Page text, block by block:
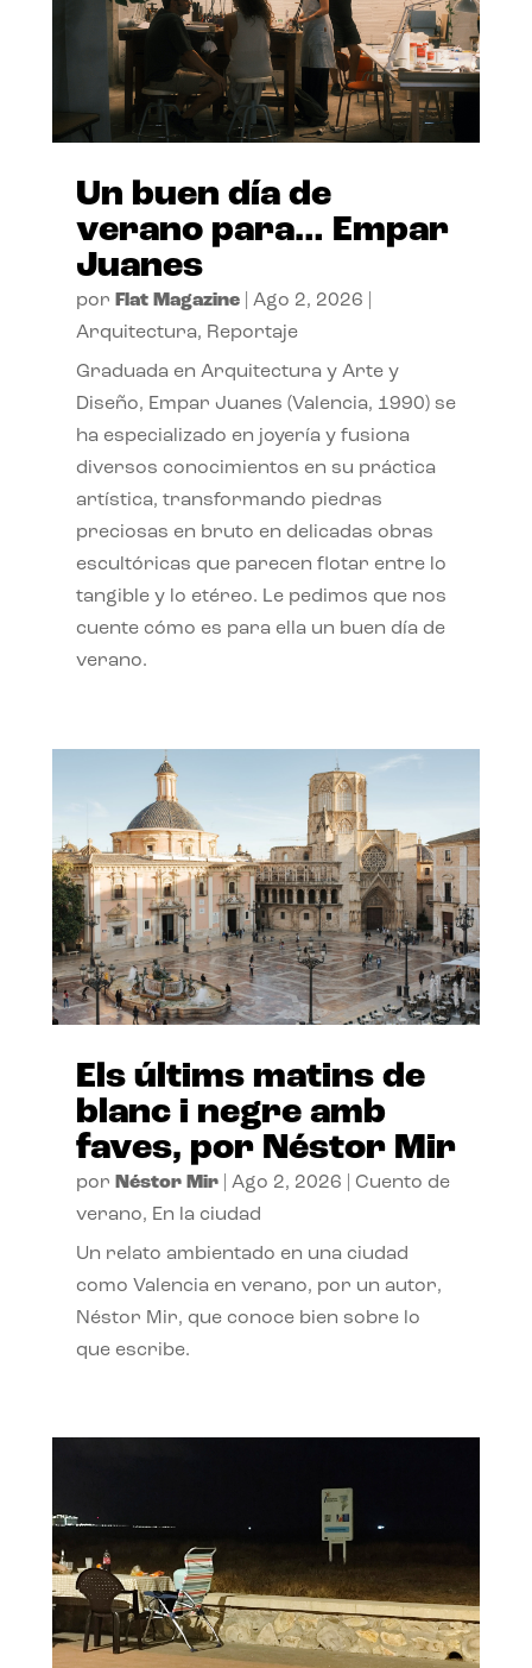
Un buen día de
verano para… Empar
Juanes
por Flat Magazine| Ago 2, 2026
Arquitectura, Reportaje
Graduada en Arquitectura y Arte y
Diseño, Empar Juanes (Valencia, 1990) se
ha especializado en joyería y fusiona
diversos conocimientos en su práctica
artística, transformando piedras
preciosas en bruto en delicadas obras
escultóricas que parecen flotar entre lo
tangible y lo etéreo. Le pedimos que nos
cuente cómo es para ella un buen día de
verano.
Els últims matins de
blanc i negre amb
faves, por Néstor Mir
por Néstor Mir| Ago 2, 2026
Cuento de
verano, En la ciudad
Un relato ambientado en una ciudad
como Valencia en verano, por un autor,
Néstor Mir, que conoce bien sobre lo
que escribe.